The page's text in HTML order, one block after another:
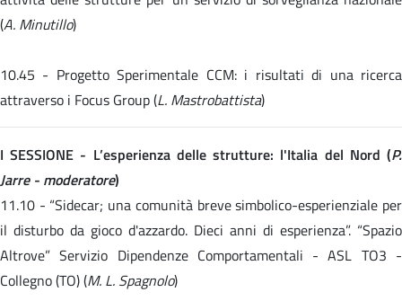
(A. Minutillo)
10.45 - Progetto Sperimentale CCM: i risultati di una ricerca
attraverso i Focus Group (L. Mastrobattista)
I SESSIONE - L’esperienza delle strutture: l'Italia del Nord (P.
Jarre - moderatore)
11.10 - “Sidecar; una comunità breve simbolico-esperienziale per
il disturbo da gioco d'azzardo. Dieci anni di esperienza”. “Spazio
Altrove” Servizio Dipendenze Comportamentali - ASL TO3 -
Collegno (TO) (M. L. Spagnolo)